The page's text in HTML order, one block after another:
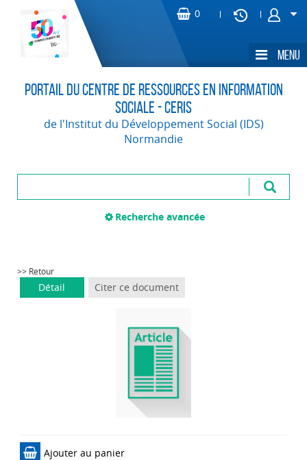
Portail du Centre de Ressources en Information
Sociale - CERIS
de l'Institut du Développement Social (IDS)
Normandie
Recherche avancée
>> Retour
Détail Citer ce document
Ajouter au panier